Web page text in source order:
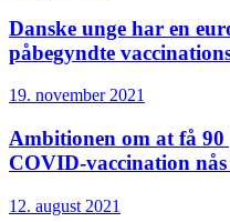
Danske unge har en
påbegyndte
19. november 2021
Ambitionen om at få
COVID-vaccination
12. august 2021